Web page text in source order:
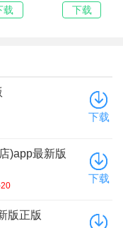
版2026
载
下载安装
下载
下载
)app最新版
下载
版正版